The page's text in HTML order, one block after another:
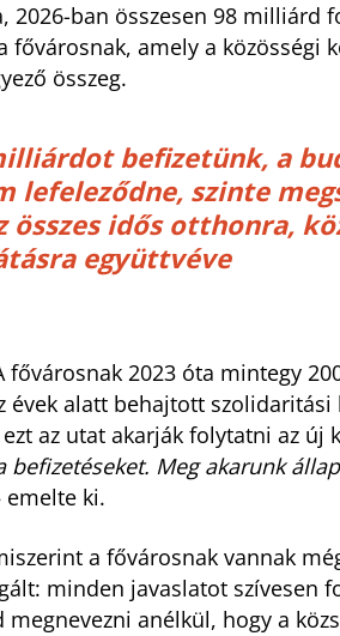
2026-ban összesen 98 milliárd
fővárosnak, amely a közösségi
összeg.
befizetünk, a
lefeleződne, szinte
összes idős otthonra,
együttvéve
fővárosnak 2023 óta mintegy
évek alatt behajtott
az utat akarják folytatni az új
Meg akarunk
ki.
a fővárosnak vannak
minden javaslatot szívesen
anélkül, hogy a